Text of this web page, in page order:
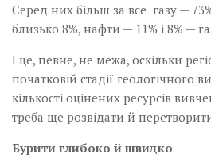
Серед них більш за все газу —
близько 8%, нафти — 11% і 8% —
І це, певне, не межа, оскільки
початковій стадії геологічного
кількості оцінених ресурсів
треба ще розвідати й
Бурити глибоко й швидко